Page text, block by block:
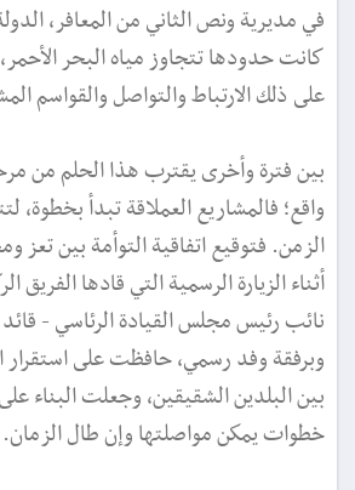
في مديرية ونص الثاني من المعافر،
كانت حدودها تتجاوز مياه البحر
على ذلك الارتباط والتواصل والقواسم
بين فترة وأخرى يقترب هذا الحلم من
واقع؛ فالمشاريع العملاقة تبدأ بخطوة،
الزمن. فتوقيع اتفاقية التوأمة بين تعز
أثناء الزيارة الرسمية التي قادها
نائب رئيس مجلس القيادة الرئاسي - قائد
وبرفقة وفد رسمي، حافظت على استقرار
بين البلدين الشقيقين، وجعلت البناء
خطوات يمكن مواصلتها وإن طال الزمان.